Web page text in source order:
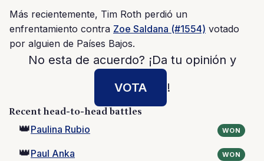
Más recientemente, Tim Roth perdió un
enfrentamiento contra Zoe Saldana (#1554) votado
por alguien de Países Bajos.
No esta de acuerdo? ¡Da tu opinión y
VOTA
!
Recent head-to-head battles
👑Paulina Rubio WON
👑Paul Anka WON